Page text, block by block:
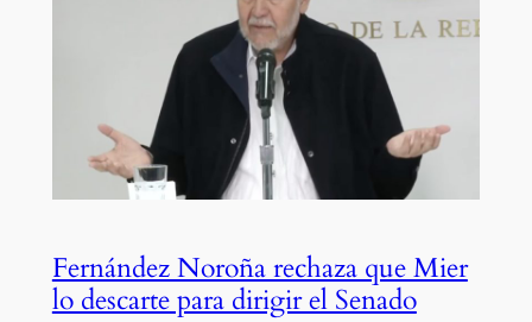
Fernández Noroña rechaza que Mier
lo descarte para dirigir el Senado